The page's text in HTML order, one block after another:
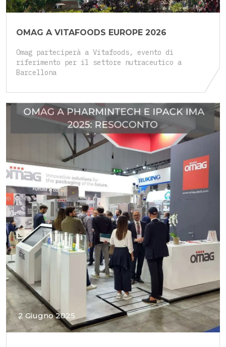
OMAG A VITAFOODS EUROPE 2026
Omag parteciperà a Vitafoods, evento di
riferimento per il settore nutraceutico a
Barcellona
2 Giugno 2025